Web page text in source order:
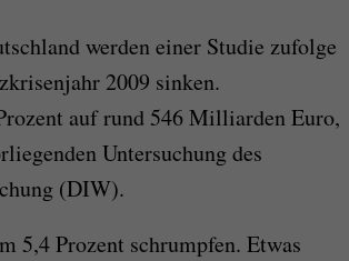
werden einer Studie zufolge
2009 sinken.
auf rund 546 Milliarden Euro,
Untersuchung des
(DIW).
5,4 Prozent schrumpfen. Etwas